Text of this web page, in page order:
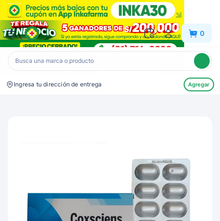
Inkafarma 0
Ingresa tu dirección de entrega Agregar